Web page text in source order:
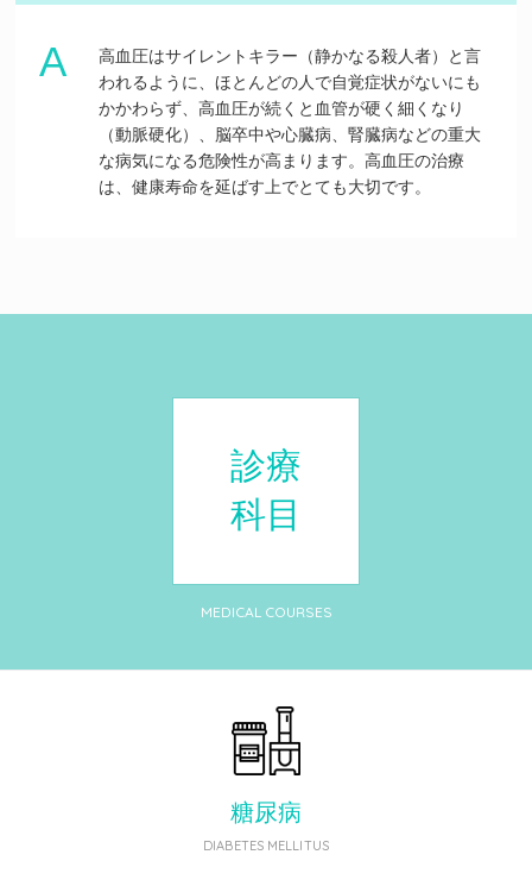
高血圧はサイレントキラー（静かなる殺人者）と言
われるように、ほとんどの人で自覚症状がないにも
かかわらず、高血圧が続くと血管が硬く細くなり
（動脈硬化）、脳卒中や心臓病、腎臓病などの重大
な病気になる危険性が高まります。高血圧の治療
は、健康寿命を延ばす上でとても大切です。
診療
科目
MEDICAL COURSES
糖尿病
DIABETES MELLITUS